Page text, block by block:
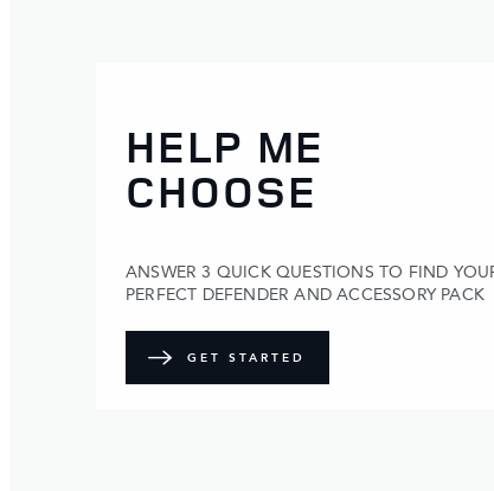
HELP ME
CHOOSE
ANSWER 3 QUICK QUESTIONS TO FIND
PERFECT DEFENDER AND ACCESSORY PACK
GET STARTED